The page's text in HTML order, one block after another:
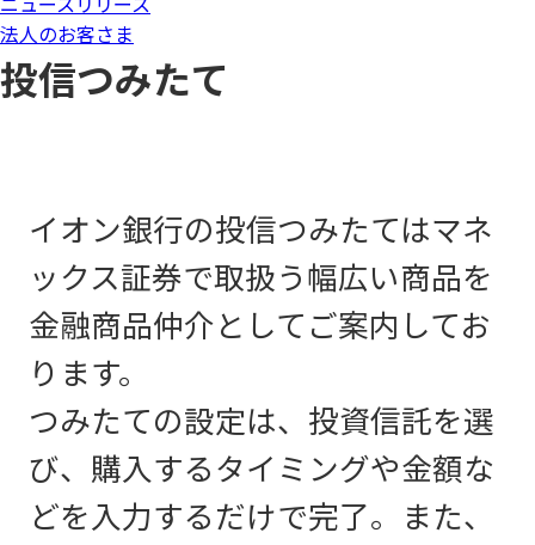
ニュースリリース
法人のお客さま
投信つみたて
イオン銀行の投信つみたてはマネ
ックス証券で取扱う幅広い商品を
金融商品仲介としてご案内してお
ります。
つみたての設定は、投資信託を選
び、購入するタイミングや金額な
どを入力するだけで完了。また、